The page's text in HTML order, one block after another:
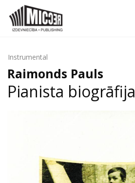
Instrumental
Raimonds Pauls
Pianista biogrāfija